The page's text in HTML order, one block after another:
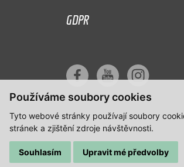
Používáme soubory cookies
Tyto webové stránky používají soubory
stránek a zjištění zdroje návštěvnosti.
Souhlasím Upravit mé předvolby
GDPR